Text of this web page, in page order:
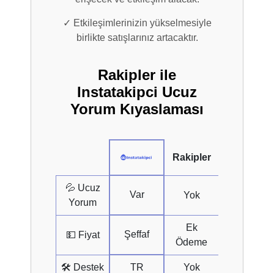
✓ Etkileşimlerinizin yükselmesiyle
birlikte satışlarınız artacaktır.
Rakipler ile
Instatakipci Ucuz
Yorum Kıyaslaması
Rakipler
💦 Ucuz
Yorum
Var Yok
💵 Fiyat Şeffaf
Ek
Ödeme
🛠 Destek TR Yok